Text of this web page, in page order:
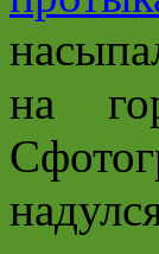
на